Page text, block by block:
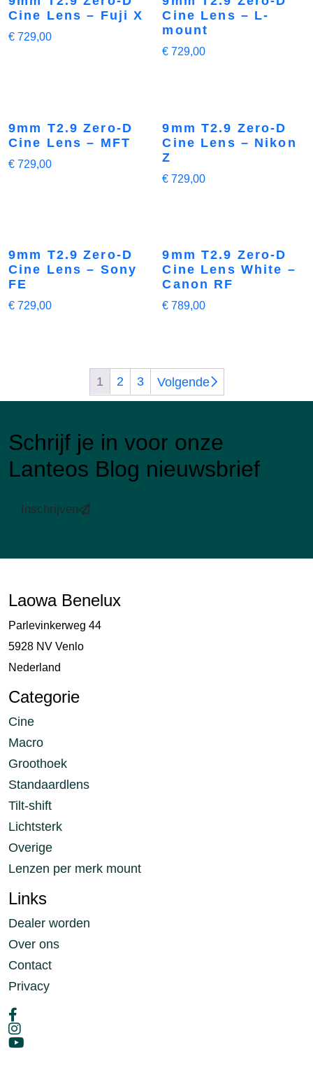
Cine Lens – Fuji X
€ 729,00
Cine Lens – L-
mount
€ 729,00
9mm T2.9 Zero-D
Cine Lens – MFT
€ 729,00
9mm T2.9 Zero-D
Cine Lens – Nikon
Z
€ 729,00
9mm T2.9 Zero-D
Cine Lens – Sony
FE
€ 729,00
9mm T2.9 Zero-D
Cine Lens White –
Canon RF
€ 789,00
1 2 3 Volgende
Schrijf je in voor onze
Lanteos Blog nieuwsbrief
Inschrijven
Laowa Benelux
Parlevinkerweg 44
5928 NV Venlo
Nederland
Categorie
Cine
Macro
Groothoek
Standaardlens
Tilt-shift
Lichtsterk
Overige
Lenzen per merk mount
Links
Dealer worden
Over ons
Contact
Privacy